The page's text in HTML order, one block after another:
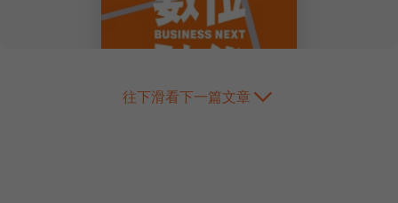
往下滑看下一篇文章